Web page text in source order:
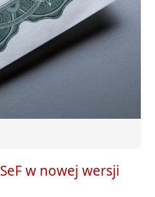
w nowej wersji